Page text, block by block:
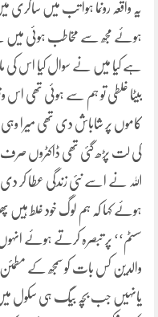
یہ واقعہ رونما ہوا تب میں ساگری
ہوئے مجھ سے مخاطب ہوئی میں نے
ہے کیا میں نے سوال کیا اس
بیٹا غلطی تو ہم سے ہوئی تھی اس
کاموں پر شاباش دی تھی میرا
کی لت پڑھ گئی تھی ڈاکٹروں صرف
اللہ نے اسے نئی زندگی عطا کر
ہوئے کہا کہ ہم لوگ خود غلط ہیں
سسٹم‘‘ پر تبصرہ کرتے ہوئے
والدین کس بات کو سمجھ کے
یانہیں جب بچہ بیگ ہی سکول